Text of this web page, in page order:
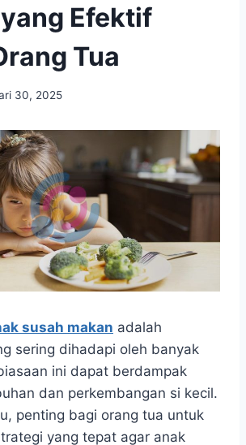
Efektif
Tua
30, 2025
susah makan adalah
sering dihadapi oleh banyak
ini dapat berdampak
dan perkembangan si kecil.
penting bagi orang tua untuk
yang tepat agar anak